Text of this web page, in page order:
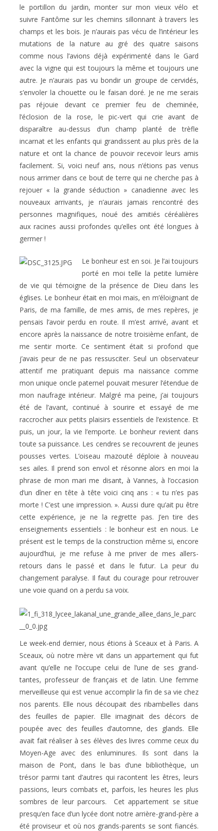
le portillon du jardin, monter sur mon vieux vélo et
suivre Fantôme sur les chemins sillonnant à travers les
champs et les bois. Je n’aurais pas vécu de l’intérieur les
mutations de la nature au gré des quatre saisons
comme nous l’avions déjà expérimenté dans le Gard
avec la vigne qui est toujours la même et toujours une
autre. Je n’aurais pas vu bondir un groupe de cervidés,
s’envoler la chouette ou le faisan doré. Je ne me serais
pas réjouie devant ce premier feu de cheminée,
l’éclosion de la rose, le pic-vert qui crie avant de
disparaître au-dessus d’un champ planté de trèfle
incarnat et les enfants qui grandissent au plus près de la
nature et ont la chance de pouvoir recevoir leurs amis
facilement. Si, voici neuf ans, nous n’étions pas venus
nous arrimer dans ce bout de terre qui ne cherche pas à
rejouer « la grande séduction » canadienne avec les
nouveaux arrivants, je n’aurais jamais rencontré des
personnes magnifiques, noué des amitiés céréalières
aux racines aussi profondes qu’elles ont été longues à
germer !
Le bonheur est en soi. Je l’ai toujours
porté en moi telle la petite lumière
de vie qui témoigne de la présence de Dieu dans les
églises. Le bonheur était en moi mais, en m’éloignant de
Paris, de ma famille, de mes amis, de mes repères, je
pensais l’avoir perdu en route. Il m’est arrivé, avant et
encore après la naissance de notre troisième enfant, de
me sentir morte. Ce sentiment était si profond que
j’avais peur de ne pas ressusciter. Seul un observateur
attentif me pratiquant depuis ma naissance comme
mon unique oncle paternel pouvait mesurer l’étendue de
mon naufrage intérieur. Malgré ma peine, j’ai toujours
été de l’avant, continué à sourire et essayé de me
raccrocher aux petits plaisirs essentiels de l’existence. Et
puis, un jour, la vie l’emporte. Le bonheur revient dans
toute sa puissance. Les cendres se recouvrent de jeunes
pousses vertes. L’oiseau mazouté déploie à nouveau
ses ailes. Il prend son envol et résonne alors en moi la
phrase de mon mari me disant, à Vannes, à l’occasion
d’un dîner en tête à tête voici cinq ans : « tu n’es pas
morte ! C’est une impression. ». Aussi dure qu’ait pu être
cette expérience, je ne la regrette pas. J’en tire des
enseignements essentiels : le bonheur est en nous. Le
présent est le temps de la construction même si, encore
aujourd’hui, je me refuse à me priver de mes allers-
retours dans le passé et dans le futur. La peur du
changement paralyse. Il faut du courage pour retrouver
une voie quand on a perdu sa voix.
Le week-end dernier, nous étions à Sceaux et à Paris. A
Sceaux, où notre mère vit dans un appartement qui fut
avant qu’elle ne l’occupe celui de l’une de ses grand-
tantes, professeur de français et de latin. Une femme
merveilleuse qui est venue accomplir la fin de sa vie chez
nos parents. Elle nous découpait des ribambelles dans
des feuilles de papier. Elle imaginait des décors de
poupée avec des feuilles d’automne, des glands. Elle
avait fait réaliser à ses élèves des livres comme ceux du
Moyen-Age avec des enluminures. Ils sont dans la
maison de Pont, dans le bas d’une bibliothèque, un
trésor parmi tant d’autres qui racontent les êtres, leurs
passions, leurs combats et, parfois, les heures les plus
sombres de leur parcours.
Cet appartement se situe
presqu’en face d’un lycée dont notre arrière-grand-père a
été proviseur et où nos grands-parents se sont fiancés.